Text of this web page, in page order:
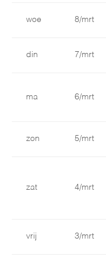
woe 8/mrt
din 7/mrt
ma 6/mrt
zon 5/mrt
zat 4/mrt
vrij 3/mrt